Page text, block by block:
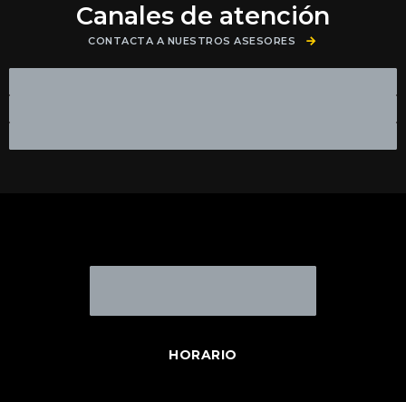
Canales de atención
CONTACTA A NUESTROS ASESORES
HORARIO